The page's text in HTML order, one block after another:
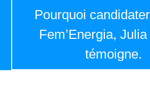
Pourquoi
Fem’Energia,
témoigne.